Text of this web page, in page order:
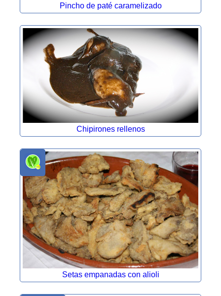
Pincho de paté caramelizado
Chipirones rellenos
Setas empanadas con alioli